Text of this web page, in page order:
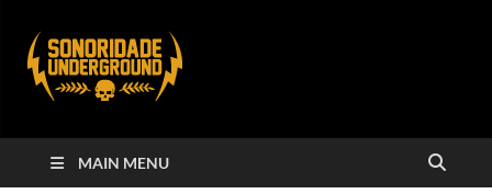
MAIN MENU